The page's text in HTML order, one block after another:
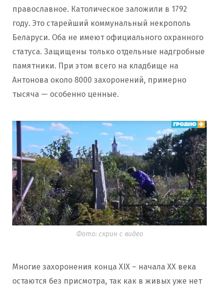
православное. Католическое заложили в 1792
году. Это старейший коммунальный некрополь
Беларуси. Оба не имеют официального охранного
статуса. Защищены только отдельные надгробные
памятники. При этом всего на кладбище на
Антонова около 8000 захоронений, примерно
тысяча — особенно ценные.
Фото: скрин с видео
Многие захоронения конца XIX – начала XX века
остаются без присмотра, так как в живых уже нет